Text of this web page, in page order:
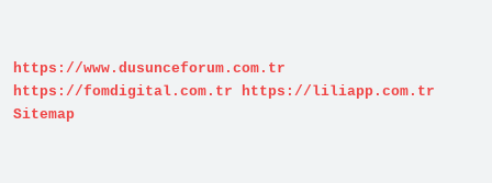
https://www.dusunceforum.com.tr
https://fomdigital.com.tr
https://liliapp.com.tr
Sitemap